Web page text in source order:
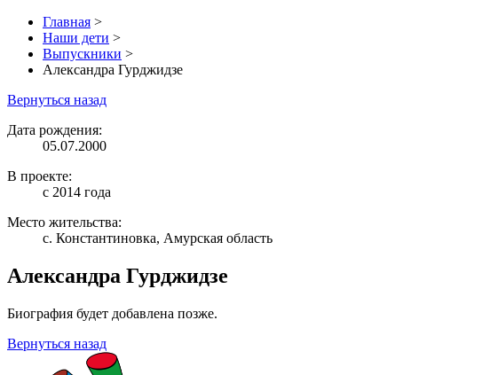
Главная >
Наши дети >
Выпускники >
Александра Гурджидзе
Вернуться назад
Дата рождения:
05.07.2000
В проекте:
с 2014 года
Место жительства:
с. Константиновка, Амурская область
Александра Гурджидзе
Биография будет добавлена позже.
Вернуться назад